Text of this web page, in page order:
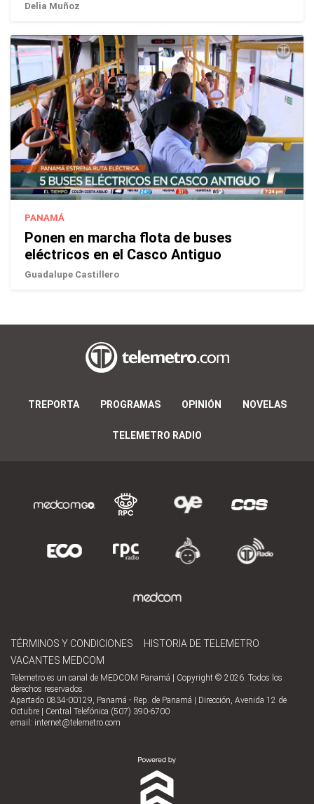
Delia Muñoz
PANAMÁ
Ponen en marcha flota de buses
eléctricos en el Casco Antiguo
Guadalupe Castillero
TREPORTA PROGRAMAS OPINIÓN NOVELAS
TELEMETRO RADIO
TÉRMINOS Y CONDICIONES
HISTORIA DE TELEMETRO
VACANTES MEDCOM
Telemetro es un canal de MEDCOM Panamá | Copyright © 2026. Todos los
derechos reservados.
Apartado 0834-00129, Panamá - Rep. de Panamá | Dirección, Avenida 12 de
Octubre | Central Telefónica (507) 390-6700
email: internet@telemetro.com